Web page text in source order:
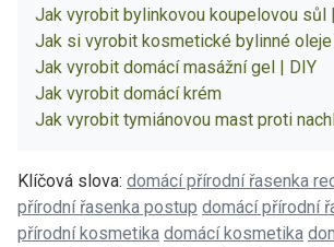
Jak vyrobit bylinkovou koupelovou sůl
Jak si vyrobit kosmetické bylinné
Jak vyrobit domácí masážní gel | DIY
Jak vyrobit domácí krém
Jak vyrobit tymiánovou mast proti
Klíčová slova: domácí přírodní řasenka
přírodní řasenka postup domácí přírodní
přírodní kosmetika domácí kosmetika